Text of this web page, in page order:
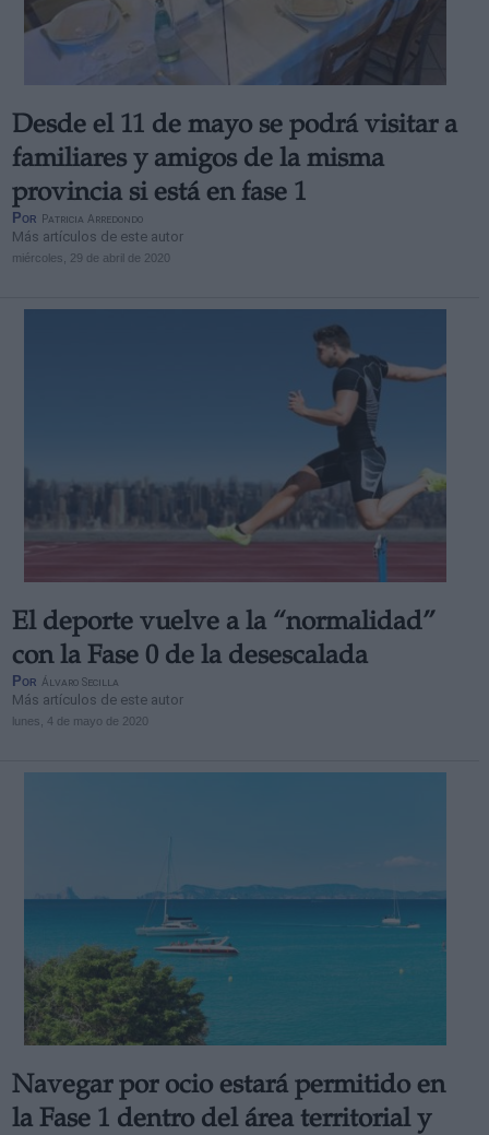
Desde el 11 de mayo se podrá visitar a
familiares y amigos de la misma
provincia si está en fase 1
Por Patricia Arredondo
Más artículos de este autor
miércoles, 29 de abril de 2020
El deporte vuelve a la “normalidad”
con la Fase 0 de la desescalada
Por Álvaro Secilla
Más artículos de este autor
lunes, 4 de mayo de 2020
Navegar por ocio estará permitido en
la Fase 1 dentro del área territorial y
Derechos:
link
Información adicional
link